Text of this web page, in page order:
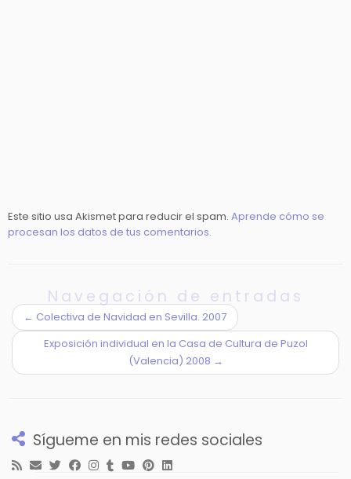
Este sitio usa Akismet para reducir el spam. Aprende cómo se
procesan los datos de tus comentarios.
Navegación de entradas
← Colectiva de Navidad en Sevilla. 2007
Exposición individual en la Casa de Cultura de Puzol
(Valencia) 2008 →
Sígueme en mis redes sociales